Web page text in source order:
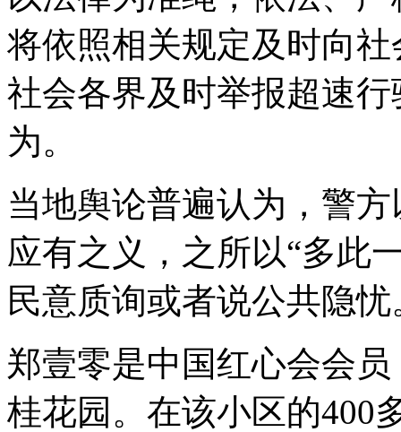
将依照相关规定及时向
社会各界及时举报超速
为。
当地舆论普遍认为，警
应有之义，之所以“多此
民意质询或者说公共隐忧
郑壹零是中国红心会会
桂花园。在该小区的400